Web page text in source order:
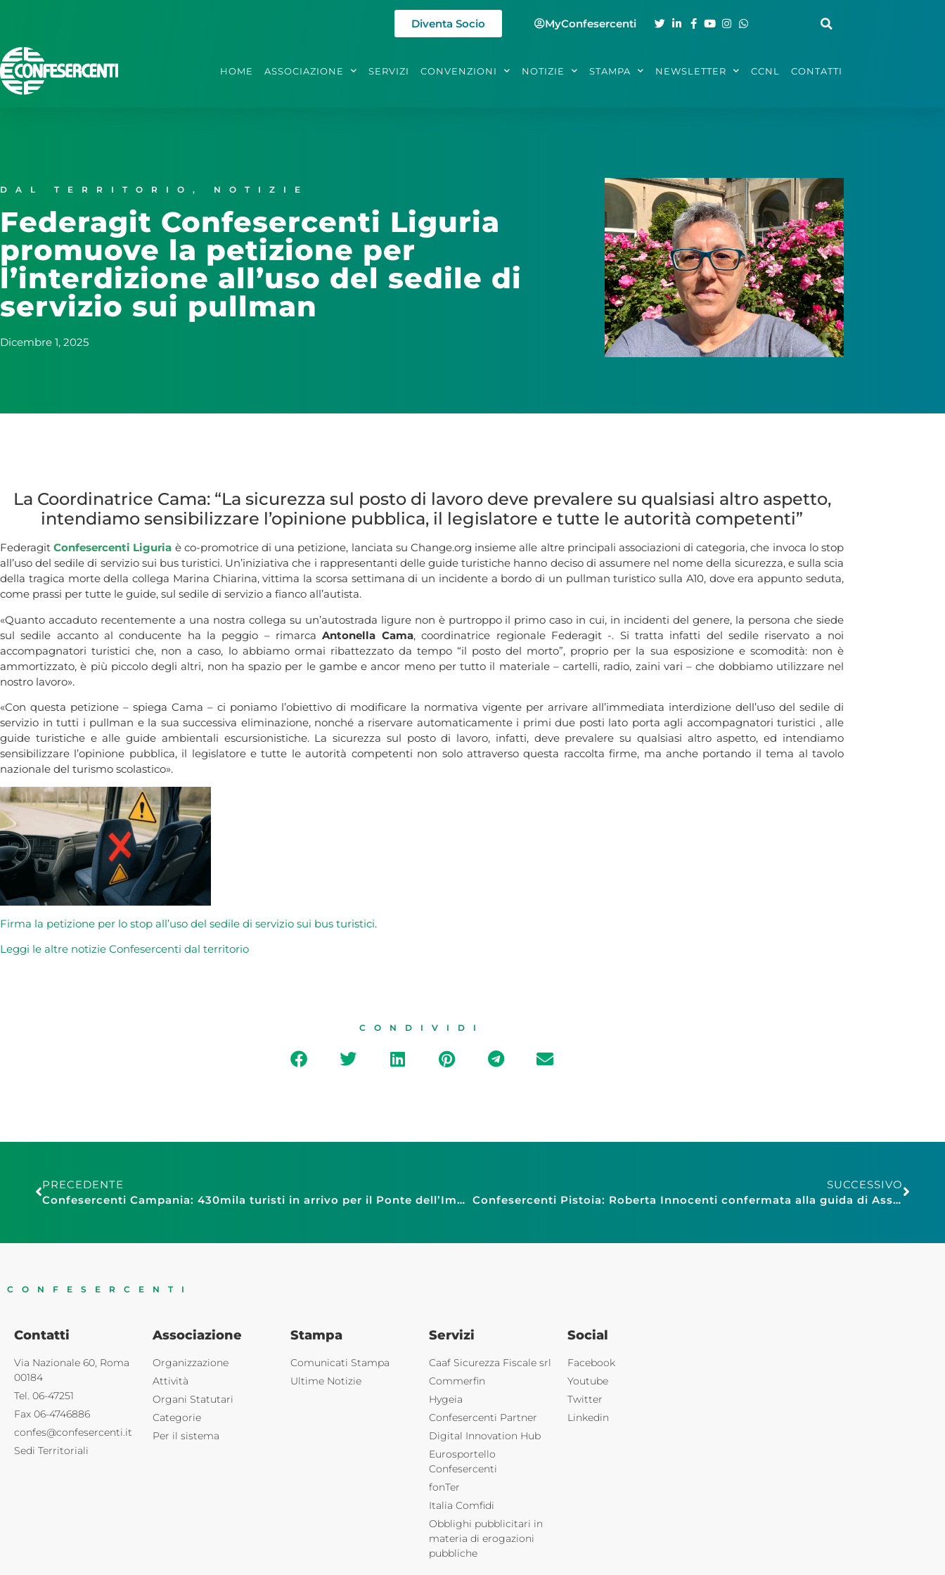
Diventa Socio MyConfesercenti
HOME ASSOCIAZIONE SERVIZI CONVENZIONI NOTIZIE STAMPA NEWSLETTER CCNL CONTATTI
DAL TERRITORIO , NOTIZIE
Federagit Confesercenti Liguria
promuove la petizione per
l’interdizione all’uso del sedile di
servizio sui pullman
Dicembre 1, 2025
La Coordinatrice Cama: “La sicurezza sul posto di lavoro deve prevalere su qualsiasi altro aspetto,
intendiamo sensibilizzare l’opinione pubblica, il legislatore e tutte le autorità competenti”
FederagitConfesercenti Liguria è co-promotrice di una petizione, lanciata su Change.org insieme alle altre principali associazioni di categoria, che invoca lo stop
all’uso del sedile di servizio sui bus turistici. Un’iniziativa che i rappresentanti delle guide turistiche hanno deciso di assumere nel nome della sicurezza, e sulla scia
della tragica morte della collega Marina Chiarina, vittima la scorsa settimana di un incidente a bordo di un pullman turistico sulla A10, dove era appunto seduta,
come prassi per tutte le guide, sul sedile di servizio a fianco all’autista.
«Quanto accaduto recentemente a una nostra collega su un’autostrada ligure non è purtroppo il primo caso in cui, in incidenti del genere, la persona che siede
sul sedile accanto al conducente ha la peggio – rimarcaAntonella Cama, coordinatrice regionale Federagit -. Si tratta infatti del sedile riservato a noi
accompagnatori turistici che, non a caso, lo abbiamo ormai ribattezzato da tempo “il posto del morto”, proprio per la sua esposizione e scomodità: non è
ammortizzato, è più piccolo degli altri, non ha spazio per le gambe e ancor meno per tutto il materiale – cartelli, radio, zaini vari – che dobbiamo utilizzare nel
nostro lavoro».
«Con questa petizione – spiega Cama – ci poniamo l’obiettivo di modificare la normativa vigente per arrivare all’immediata interdizione dell’uso del sedile di
servizio in tutti i pullman e la sua successiva eliminazione, nonché a riservare automaticamente i primi due posti lato porta agli accompagnatori turistici , alle
guide turistiche e alle guide ambientali escursionistiche. La sicurezza sul posto di lavoro, infatti, deve prevalere su qualsiasi altro aspetto, ed intendiamo
sensibilizzare l’opinione pubblica, il legislatore e tutte le autorità competenti non solo attraverso questa raccolta firme, ma anche portando il tema al tavolo
nazionale del turismo scolastico».
Firma la petizione per lo stop all’uso del sedile di servizio sui bus turistici.
Leggi le altre notizie Confesercenti dal territorio
CONDIVIDI
PRECEDENTE
Confesercenti Campania: 430mila turisti in arrivo per il Ponte dell’Immacolata. 215 milioni di fatturato
SUCCESSIVO
Confesercenti Pistoia: Roberta Innocenti confermata alla guida di Assolavaggisti Nazionale
CONFESERCENTI
Contatti
Via Nazionale 60, Roma
00184
Tel. 06-47251
Fax 06-4746886
confes@confesercenti.it
Sedi Territoriali
Associazione
Organizzazione
Attività
Organi Statutari
Categorie
Per il sistema
Stampa
Comunicati Stampa
Ultime Notizie
Servizi
Caaf Sicurezza Fiscale srl
Commerfin
Hygeia
Confesercenti Partner
Digital Innovation Hub
Eurosportello
Confesercenti
fonTer
Italia Comfidi
Obblighi pubblicitari in
materia di erogazioni
pubbliche
Social
Facebook
Youtube
Twitter
Linkedin